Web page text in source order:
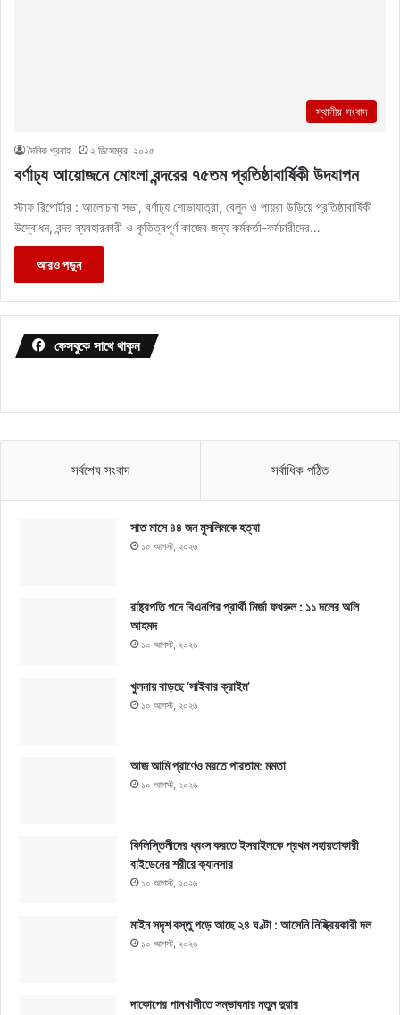
স্থানীয় সংবাদ
দৈনিক প্রবাহ ২ ডিসেম্বর, ২০২৫
বর্ণাঢ্য আয়োজনে মোংলা বন্দরের ৭৫তম প্রতিষ্ঠাবার্ষিকী উদযাপন
স্টাফ রিপোর্টার : আলোচনা সভা, বর্ণাঢ্য শোভাযাত্রা, বেলুন ও পায়রা উড়িয়ে প্রতিষ্ঠাবার্ষিকী
উদ্বোধন, বন্দর ব্যবহারকারী ও কৃতিত্বপূর্ণ কাজের জন্য কর্মকর্তা-কর্মচারীদের…
আরও পড়ুন
ফেসবুকে সাথে থাকুন
সর্বশেষ সংবাদ সর্বাধিক পঠিত
সাত মাসে ৪৪ জন মুসলিমকে হত্যা
১০ আগস্ট, ২০২৬
রাষ্ট্রপতি পদে বিএনপির প্রার্থী মির্জা ফখরুল : ১১ দলের অলি
আহমদ
১০ আগস্ট, ২০২৬
খুলনায় বাড়ছে ‘সাইবার ক্রাইম’
১০ আগস্ট, ২০২৬
আজ আমি প্রাণেও মরতে পারতাম: মমতা
১০ আগস্ট, ২০২৬
ফিলিস্তিনীদের ধ্বংস করতে ইসরাইলকে প্রথম সহায়তাকারী
বাইডেনের শরীরে ক্যানসার
১০ আগস্ট, ২০২৬
মাইন সদৃশ বস্তু পড়ে আছে ২৪ ঘণ্টা : আসেনি নিষ্ক্রিয়কারী দল
১০ আগস্ট, ২০২৬
দাকোপের পানখালীতে সম্ভাবনার নতুন দুয়ার